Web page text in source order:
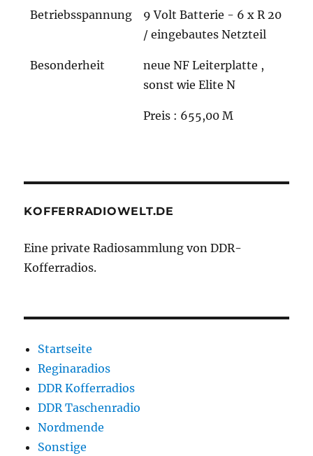
Betriebsspannung
9 Volt Batterie - 6 x R 20
/ eingebautes Netzteil
Besonderheit
neue NF Leiterplatte ,
sonst wie Elite N
Preis : 655,00 M
KOFFERRADIOWELT.DE
Eine private Radiosammlung von DDR-
Kofferradios.
Startseite
Reginaradios
DDR Kofferradios
DDR Taschenradio
Nordmende
Sonstige